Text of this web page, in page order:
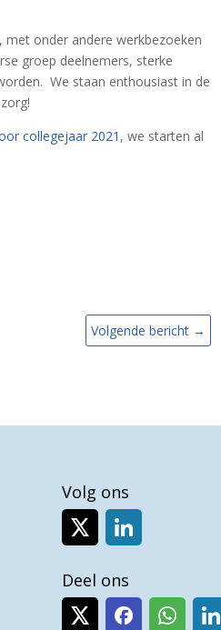
onder andere werkbezoeken
groep deelnemers, sterke
We staan enthousiast in de
collegejaar 2021 , we starten al
Volgende bericht →
Volg ons
Deel ons